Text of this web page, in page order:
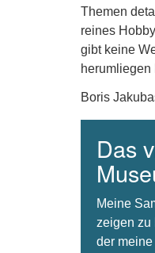
Themen
reines
gibt keine
herumliegen
Boris
Das
Meine
zeigen zu
der